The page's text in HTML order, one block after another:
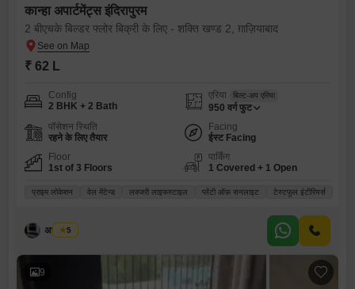
कान्हा अपार्टमेंट्स इंदिरापुरम
2 बीएचके बिल्डर फ्लोर बिक्री के लिए - शक्ति खण्ड 2, ग़ाज़ियाबाद
₹ 62 L
Config
2 BHK + 2 Bath
एरिया बिल्ट-अप एरिया
950 वर्ग फुट
पॉसेशन स्थिति
रहने के लिए तैयार
Facing
ईस्ट Facing
Floor
1st of 3 Floors
पार्किंग
1 Covered + 1 Open
प्राइम लोकेशन वेल मेंटेन्ड लक्जरी लाइफस्टाइल प्लेंटी ऑफ़ सनलाइट टेस्टफुल इंटीरियर्स
अभय धैया
5
9